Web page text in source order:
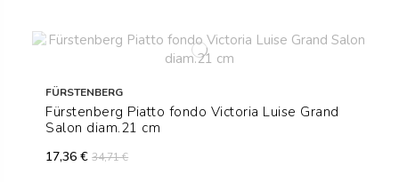
FÜRSTENBERG
Fürstenberg Piatto fondo Victoria Luise Grand
Salon diam.21 cm
17,36 €34,71 €